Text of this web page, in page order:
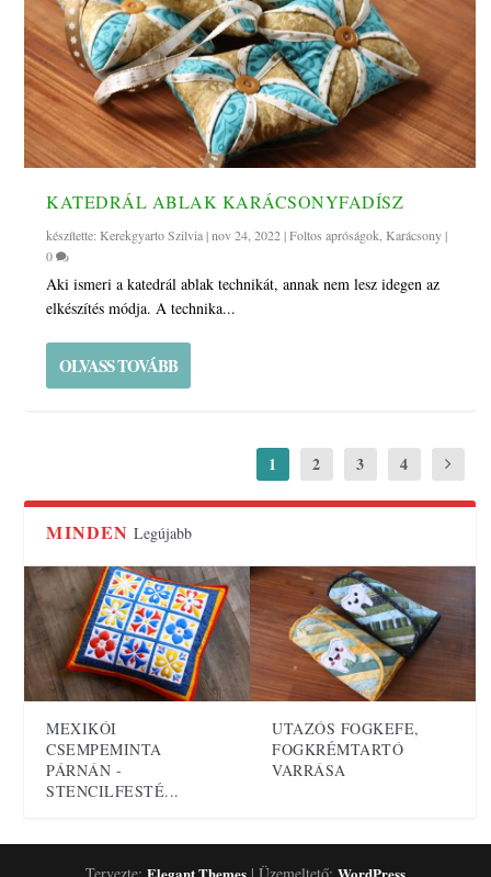
KATEDRÁL ABLAK KARÁCSONYFADÍSZ
készítette:Kerekgyarto Szilvia|nov 24, 2022|Foltos apróságok ,Karácsony|
0
Aki ismeri a katedrál ablak technikát, annak nem lesz idegen az
elkészítés módja. A technika...
OLVASS TOVÁBB
1 2 3 4
MINDEN Legújabb
MEXIKÓI
CSEMPEMINTA
PÁRNÁN -
STENCILFESTÉ...
UTAZÓS FOGKEFE,
FOGKRÉMTARTÓ
VARRÁSA